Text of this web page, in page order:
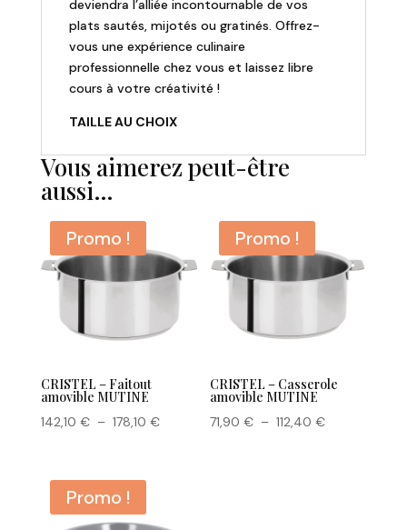
deviendra l’alliée incontournable de vos
plats sautés, mijotés ou gratinés. Offrez-
vous une expérience culinaire
professionnelle chez vous et laissez libre
cours à votre créativité !
TAILLE AU CHOIX
Vous aimerez peut-être
aussi…
Promo !
CRISTEL – Faitout
amovible MUTINE
142,10 € – 178,10 €Plage
Promo !
CRISTEL – Casserole
amovible MUTINE
71,90€ – 112,40€Plage
Promo !